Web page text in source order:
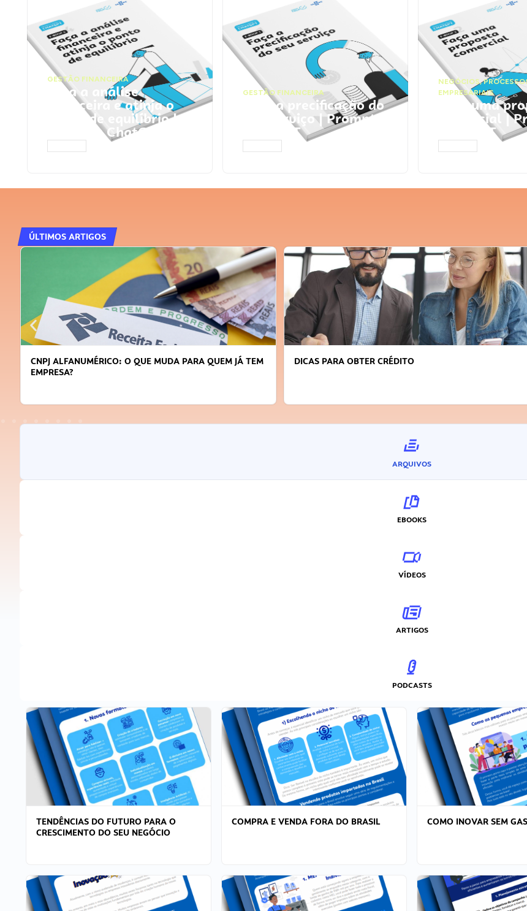
GESTÃO FINANCEIRA
Faça a análise
financeira e atinja o
ponto de equilíbrio |
Prompts ChatGPT
GESTÃO FINANCEIRA
Faça a precificação do
seu serviço | Prompts
ChatGPT
NEGÓCIOS,
EMPRESARIAIS
Faça uma
comercial |
ChatGPT
ÚLTIMOS ARTIGOS
DICAS PARA OBTER CRÉDITO
FAÇA A DIFERENÇA: SEJA SUSTENTÁVEL, SEJA
ARQUIVOS
EBOOKS
VÍDEOS
ARTIGOS
PODCASTS
TENDÊNCIAS DO FUTURO PARA O
CRESCIMENTO DO SEU NEGÓCIO
COMPRA E VENDA FORA DO BRASIL COMO INOVAR SEM